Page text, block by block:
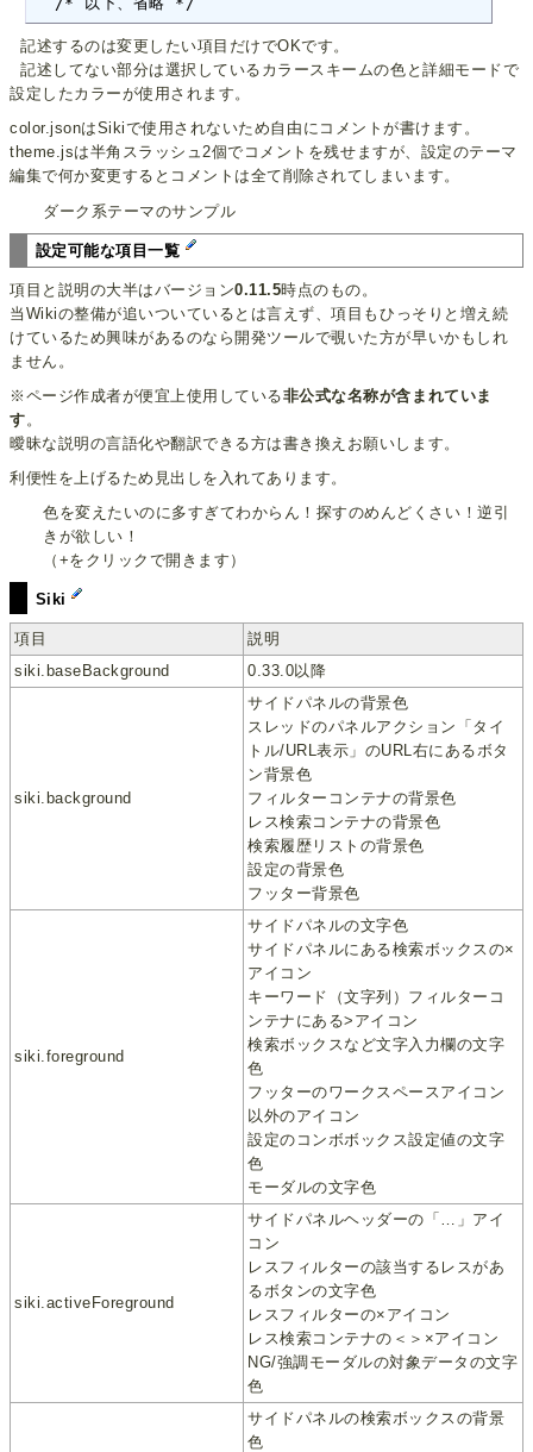
記述するのは変更したい項目だけでOKです。
記述してない部分は選択しているカラースキームの色と詳細モードで
設定したカラーが使用されます。
color.jsonはSikiで使用されないため自由にコメントが書けます。
theme.jsは半角スラッシュ2個でコメントを残せますが、設定のテーマ
編集で何か変更するとコメントは全て削除されてしまいます。
ダーク系テーマのサンプル
設定可能な項目一覧
項目と説明の大半はバージョン0.11.5時点のもの。
当Wikiの整備が追いついているとは言えず、項目もひっそりと増え続
けているため興味があるのなら開発ツールで覗いた方が早いかもしれ
ません。
※ページ作成者が便宜上使用している非公式な名称が含まれていま
す 。
曖昧な説明の言語化や翻訳できる方は書き換えお願いします。
利便性を上げるため見出しを入れてあります。
色を変えたいのに多すぎてわからん！探すのめんどくさい！逆引
きが欲しい！
（+をクリックで開きます）
Siki
項目
説明
siki.baseBackground
0.33.0以降
siki.background
サイドパネルの背景色
スレッドのパネルアクション「タイ
トル/URL表示」のURL右にあるボタ
ン背景色
フィルターコンテナの背景色
レス検索コンテナの背景色
検索履歴リストの背景色
設定の背景色
フッター背景色
siki.foreground
サイドパネルの文字色
サイドパネルにある検索ボックスの×
アイコン
キーワード（文字列）フィルターコ
ンテナにある>アイコン
検索ボックスなど文字入力欄の文字
色
フッターのワークスペースアイコン
以外のアイコン
設定のコンボボックス設定値の文字
色
モーダルの文字色
siki.activeForeground
サイドパネルヘッダーの「…」アイ
コン
レスフィルターの該当するレスがあ
るボタンの文字色
レスフィルターの×アイコン
レス検索コンテナの＜＞×アイコン
NG/強調モーダルの対象データの文字
色
サイドパネルの検索ボックスの背景
色